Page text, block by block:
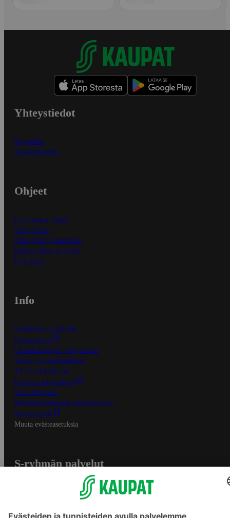
Yhteystiedot
Myymälät
Asiakaspalvelu
Ohjeet
Ensitilaajan ohjeet
Näin maksat
Näin tilaat ja muokkaat
Kaikki ohjeet ja vinkit
In English
Info
S-Business yrityksille
Oiva-raportit
Osuuskauppojen yhteystiedot
Tilaus- ja toimitusehdot
Tietosuojakäytäntö
Palvelun käyttöehdot
Saavutettavuus
Mobiilisovelluksen saavutettavuus
Mainostajalle
Muuta evästeasetuksia
S-ryhmän palvelut
Yhteishyvä Ruoka -sovellus